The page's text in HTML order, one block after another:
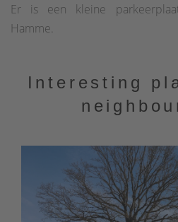
Er is een kleine
Hamme.
Interesting